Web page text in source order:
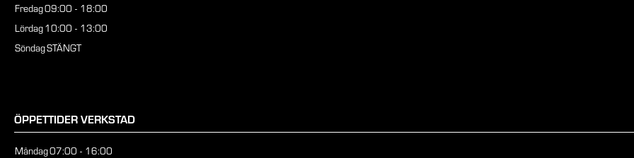
Fredag09:00 - 18:00
Lördag10:00 - 13:00
SöndagSTÄNGT
ÖPPETTIDER VERKSTAD
Måndag07:00 - 16:00